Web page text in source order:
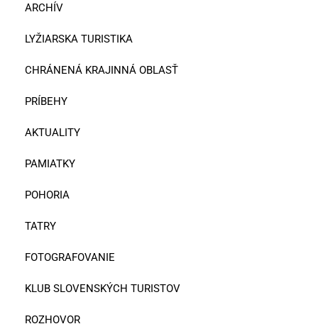
ARCHÍV
LYŽIARSKA TURISTIKA
CHRÁNENÁ KRAJINNÁ OBLASŤ
PRÍBEHY
AKTUALITY
PAMIATKY
POHORIA
TATRY
FOTOGRAFOVANIE
KLUB SLOVENSKÝCH TURISTOV
ROZHOVOR